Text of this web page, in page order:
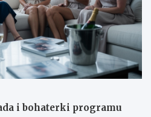
i bohaterki programu